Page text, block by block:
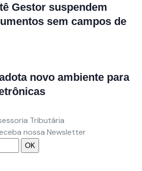
Gestor suspendem
sem campos de
novo ambiente para
Tributária
nossa Newsletter